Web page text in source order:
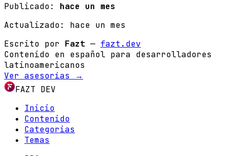
Publicado:
hace un mes
Actualizado: hace un mes
Escrito por Fazt — fazt.dev
Contenido en español para desarrolladores
latinoamericanos
Ver asesorías →
FAZT DEV
Inicio
Contenido
Categorias
Temas